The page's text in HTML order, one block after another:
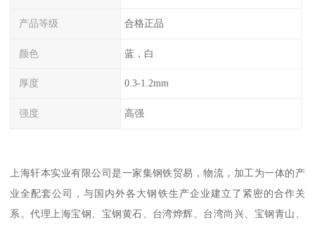
产品等级 合格正品
颜色 蓝，白
厚度 0.3-1.2mm
强度 高强
上海轩本实业有限公司是一家集钢铁贸易，物流，加工为一体的产
业全配套公司，与国内外各大钢铁生产企业建立了紧密的合作关
系。代理上海宝钢、宝钢黄石、台湾烨辉、台湾尚兴、宝钢青山、